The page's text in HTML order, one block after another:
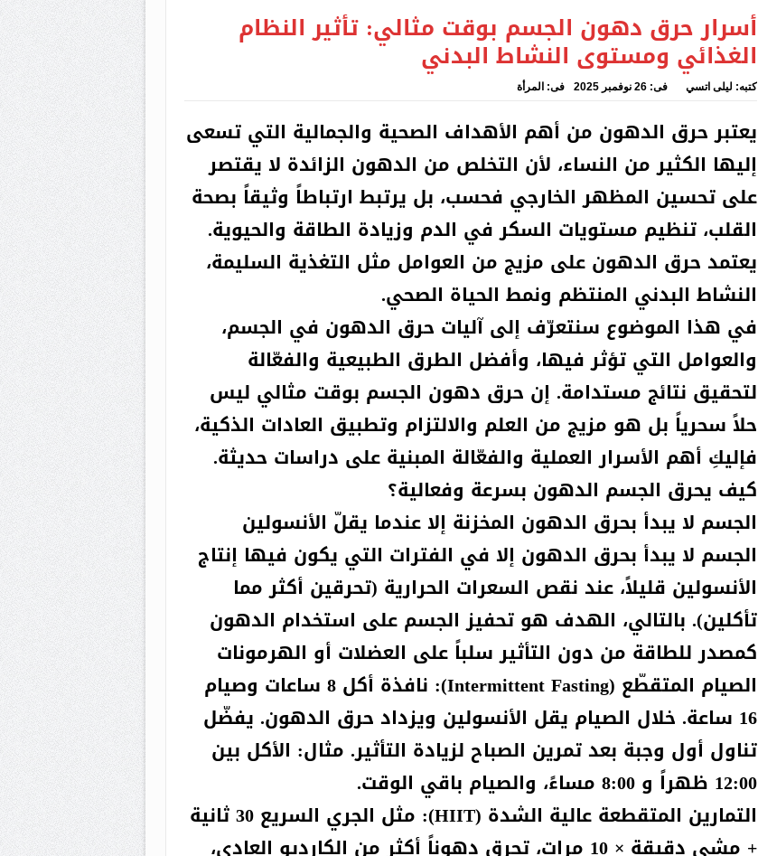
أسرار حرق دهون الجسم بوقت مثالي: تأثير النظام
الغذائي ومستوى النشاط البدني
كتبه: ليلى اتسي فى: 26 نوفمبر 2025 فى: المرأة
يعتبر حرق الدهون من أهم الأهداف الصحية والجمالية التي تسعى
إليها الكثير من النساء، لأن التخلص من الدهون الزائدة لا يقتصر
على تحسين المظهر الخارجي فحسب، بل يرتبط ارتباطاً وثيقاً بصحة
القلب، تنظيم مستويات السكر في الدم وزيادة الطاقة والحيوية.
يعتمد حرق الدهون على مزيج من العوامل مثل التغذية السليمة،
النشاط البدني المنتظم ونمط الحياة الصحي.
في هذا الموضوع سنتعرّف إلى آليات حرق الدهون في الجسم،
والعوامل التي تؤثر فيها، وأفضل الطرق الطبيعية والفعّالة
لتحقيق نتائج مستدامة. إن حرق دهون الجسم بوقت مثالي ليس
حلاً سحرياً بل هو مزيج من العلم والالتزام وتطبيق العادات الذكية،
فإليكِ أهم الأسرار العملية والفعّالة المبنية على دراسات حديثة.
كيف يحرق الجسم الدهون بسرعة وفعالية؟
الجسم لا يبدأ بحرق الدهون المخزنة إلا عندما يقلّ الأنسولين
الجسم لا يبدأ بحرق الدهون إلا في الفترات التي يكون فيها إنتاج
الأنسولين قليلاً، عند نقص السعرات الحرارية (تحرقين أكثر مما
تأكلين). بالتالي، الهدف هو تحفيز الجسم على استخدام الدهون
كمصدر للطاقة من دون التأثير سلباً على العضلات أو الهرمونات
الصيام المتقطّع (Intermittent Fasting): نافذة أكل 8 ساعات وصيام
16 ساعة. خلال الصيام يقل الأنسولين ويزداد حرق الدهون. يفضّل
تناول أول وجبة بعد تمرين الصباح لزيادة التأثير. مثال: الأكل بين
12:00 ظهراً و 8:00 مساءً، والصيام باقي الوقت.
التمارين المتقطعة عالية الشدة (HIIT): مثل الجري السريع 30 ثانية
+ مشي دقيقة × 10 مرات، تحرق دهوناً أكثر من الكارديو العادي،
مذكرات مثقف وشيكور في
بلاد ميكي / الحلقة الأخيرة :
الأن يمكن أن أنام وأنا مرتاح
البال
الإطاحة بطاعن إمام مغنية